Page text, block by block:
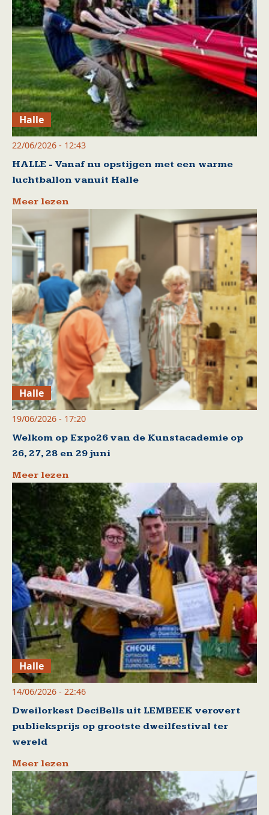
Halle
22/06/2026 - 12:43
HALLE - Vanaf nu opstijgen met een warme
luchtballon vanuit Halle
Meer lezen
Halle
19/06/2026 - 17:20
Welkom op Expo26 van de Kunstacademie op
26, 27, 28 en 29 juni
Meer lezen
Halle
14/06/2026 - 22:46
Dweilorkest DeciBells uit LEMBEEK verovert
publieksprijs op grootste dweilfestival ter
wereld
Meer lezen